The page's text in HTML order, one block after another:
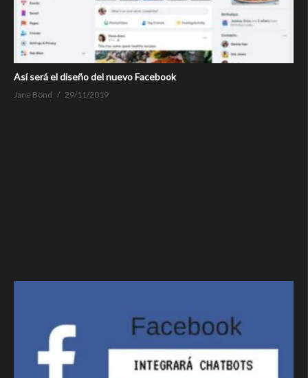
Así será el diseño del nuevo Facebook
Jane Bond 29/11/2019